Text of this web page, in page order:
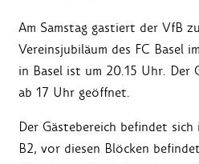
Am Samstag gastiert der VfB
Vereinsjubiläum des FC Basel
in Basel ist um 20.15 Uhr. Der
ab 17 Uhr geöffnet.
Der Gästebereich befindet
B2, vor diesen Blöcken